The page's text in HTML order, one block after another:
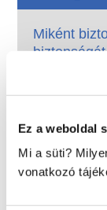
Ez a weboldal
Mi a süti?
vonatkozó
Miként
Szigorú
Európai
közösen
Tovább
Mit kell
anyagokról?
A